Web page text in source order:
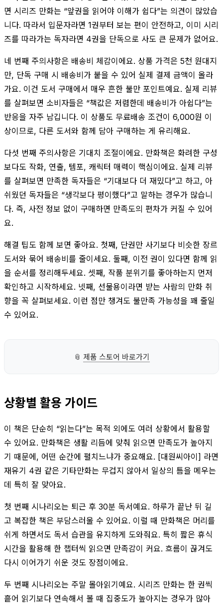
면 시리즈 만화는 “앞권을 읽어야 이해가 쉽다”는 의견이 많았습
니다. 따라서 입문자라면 1권부터 보는 편이 안전하고, 이미 시리
즈를 따라가는 독자라면 4권을 단독으로 사도 큰 문제가 없어요.
네 번째 주의사항은 배송비 체감이에요. 상품 가격은 5천 원대지
만, 단독 구매 시 배송비가 붙을 수 있어 실제 결제 금액이 올라
가요. 이건 도서 구매에서 매우 흔한 불만 포인트예요. 실제 리뷰
를 살펴보면 소비자들은 “책값은 저렴한데 배송비가 아쉽다”는
반응을 자주 남깁니다. 이 상품도 무료배송 조건이 6,000원 이
상이므로, 다른 도서와 함께 담아 구매하는 게 유리해요.
다섯 번째 주의사항은 기대치 조절이에요. 만화책은 화려한 구성
보다도 작화, 연출, 템포, 캐릭터 매력이 핵심이에요. 실제 리뷰
를 살펴보면 만족한 독자들은 “기대보다 더 재밌다”고 하고, 아
쉬웠던 독자들은 “생각보다 평이했다”고 말하는 경우가 많습니
다. 즉, 사전 정보 없이 구매하면 만족도의 편차가 커질 수 있어
요.
해결 팁도 함께 보면 좋아요. 첫째, 단권만 사기보다 비슷한 장르
도서와 묶어 배송비를 줄이세요. 둘째, 이전 권이 있다면 함께 읽
을 순서를 정리해두세요. 셋째, 작품 분위기를 좋아하는지 먼저
확인하고 시작하세요. 넷째, 선물용이라면 받는 사람의 만화 취
향을 꼭 살펴보세요. 이런 점만 챙겨도 불만족 가능성을 꽤 줄일
수 있어요.
📎 제품 스토어 바로가기
상황별 활용 가이드
이 책은 단순히 “읽는다”는 목적 외에도 여러 상황에서 활용할
수 있어요. 만화책은 생활 리듬에 맞춰 읽으면 만족도가 높아지
기 때문에, 어떤 순간에 펼치느냐가 중요해요. [대원씨아이] 라면
재유기 4권 같은 기타만화는 무겁지 않아서 일상의 틈을 메우는
데 특히 잘 맞아요.
첫 번째 시나리오는 퇴근 후 30분 독서예요. 하루가 끝난 뒤 길
고 복잡한 책은 부담스러울 수 있어요. 이럴 때 만화책은 머리를
쉬게 하면서도 독서 습관을 유지하게 도와줘요. 특히 짧은 휴식
시간을 활용해 한 챕터씩 읽으면 만족감이 커요. 흐름이 끊겨도
다시 이어가기 쉬운 것도 장점이에요.
두 번째 시나리오는 주말 몰아읽기예요. 시리즈 만화는 한 권씩
흩어 읽기보다 연속해서 볼 때 집중도가 높아지는 경우가 많아